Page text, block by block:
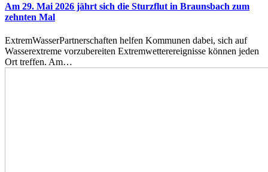
Am 29. Mai 2026 jährt sich die Sturzflut in Braunsbach zum
zehnten Mal
ExtremWasserPartnerschaften helfen Kommunen dabei, sich auf
Wasserextreme vorzubereiten Extremwetterereignisse können jeden
Ort treffen. Am…